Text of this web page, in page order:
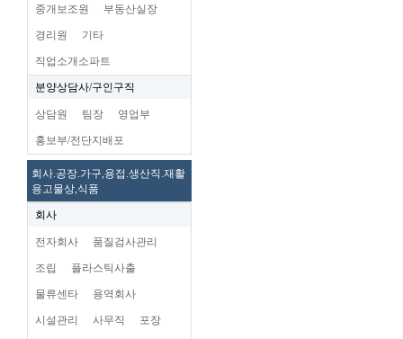
중개보조원 부동산실장
경리원 기타
직업소개소파트
분양상담사/구인구직
상담원 팀장 영업부
홍보부/전단지배포
회사.공장.가구,용접.생산직.재활
용고물상,식품
회사
전자회사 품질검사관리
조립 플라스틱사출
물류센타 용역회사
시설관리 사무직 포장